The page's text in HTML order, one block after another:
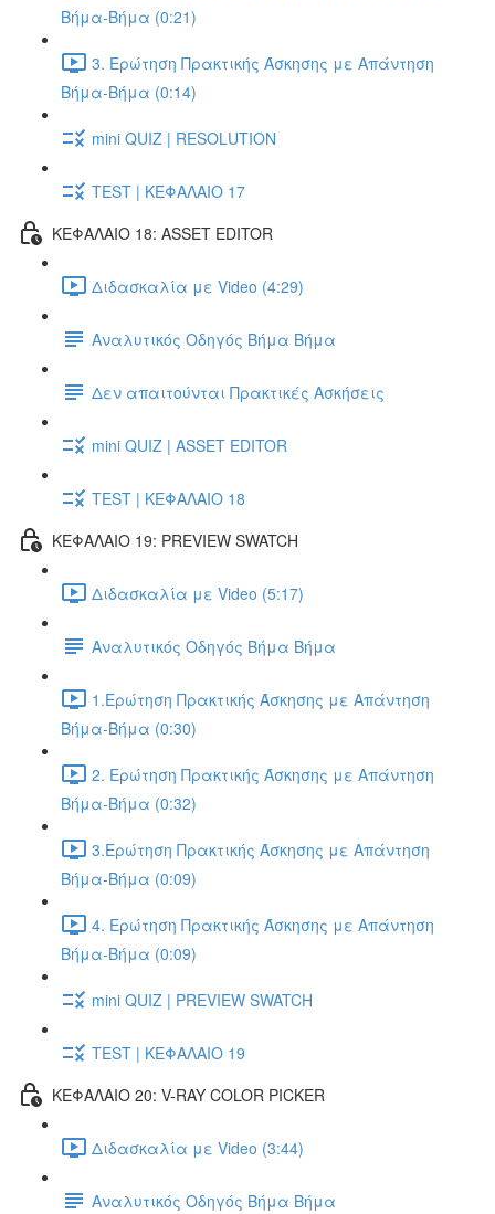
Βήμα-Βήμα (0:21)
3. Ερώτηση Πρακτικής Άσκησης με Απάντηση
Βήμα-Βήμα (0:14)
mini QUIZ | RESOLUTION
TEST | ΚΕΦΑΛΑΙΟ 17
ΚΕΦΑΛΑΙΟ 18: ASSET EDITOR
Διδασκαλία με Video (4:29)
Αναλυτικός Οδηγός Βήμα Βήμα
Δεν απαιτούνται Πρακτικές Ασκήσεις
mini QUIZ | ASSET EDITOR
TEST | ΚΕΦΑΛΑΙΟ 18
ΚΕΦΑΛΑΙΟ 19: PREVIEW SWATCH
Διδασκαλία με Video (5:17)
Αναλυτικός Οδηγός Βήμα Βήμα
1.Ερώτηση Πρακτικής Άσκησης με Απάντηση
Βήμα-Βήμα (0:30)
2. Ερώτηση Πρακτικής Άσκησης με Απάντηση
Βήμα-Βήμα (0:32)
3.Ερώτηση Πρακτικής Άσκησης με Απάντηση
Βήμα-Βήμα (0:09)
4. Ερώτηση Πρακτικής Άσκησης με Απάντηση
Βήμα-Βήμα (0:09)
mini QUIZ | PREVIEW SWATCH
TEST | ΚΕΦΑΛΑΙΟ 19
ΚΕΦΑΛΑΙΟ 20: V-RAY COLOR PICKER
Διδασκαλία με Video (3:44)
Αναλυτικός Οδηγός Βήμα Βήμα